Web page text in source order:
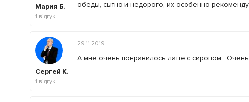
Мария Б.
1 відгук
обеды, сытно и недорого, их особенно
Сергей К.
1 відгук
29.11.2019
А мне очень понравилось латте с сиропом .